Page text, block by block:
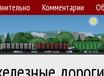
Комментарии